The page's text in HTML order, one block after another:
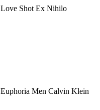
Love Shot Ex Nihilo
Euphoria Men Calvin Klein